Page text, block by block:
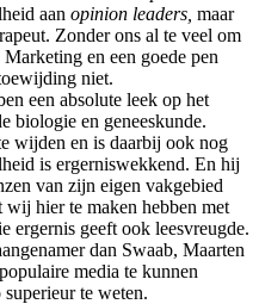
aan opinion leaders, maar
Zonder ons al te veel om
en een goede pen
niet.
een absolute leek op het
biologie en geneeskunde.
wijden en is daarbij ook nog
is ergerniswekkend. En hij
van zijn eigen vakgebied
hier te maken hebben met
ergernis geeft ook leesvreugde.
dan Swaab, Maarten
media te kunnen
te weten.